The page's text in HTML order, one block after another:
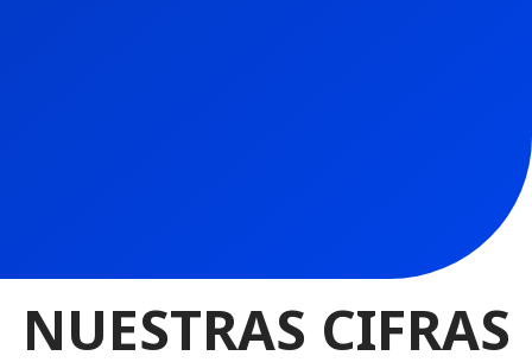
NUESTRAS CIFRAS